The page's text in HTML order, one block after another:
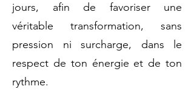
jours, afin de favoriser une
véritable transformation, sans
pression ni surcharge, dans le
respect de ton énergie et de ton
rythme.